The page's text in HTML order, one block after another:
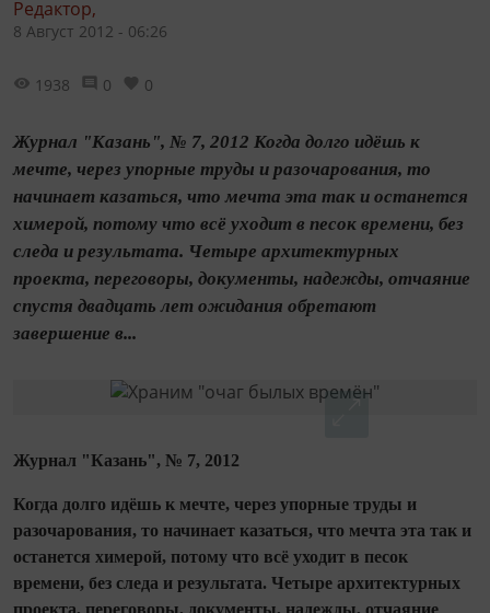
Редактор,
8 Август 2012 - 06:26
1938 0 0
Журнал "Казань", № 7, 2012 Когда долго идёшь к
мечте, через упорные труды и разочарования, то
начинает казаться, что мечта эта так и останется
химерой, потому что всё уходит в песок времени, без
следа и результата. Четыре архитектурных
проекта, переговоры, документы, надежды, отчаяние
спустя двадцать лет ожидания обретают
завершение в...
Журнал "Казань", № 7, 2012
Когда долго идёшь к мечте, через упорные труды и
разочарования, то начинает казаться, что мечта эта так и
останется химерой, потому что всё уходит в песок
времени, без следа и результата. Четыре архитектурных